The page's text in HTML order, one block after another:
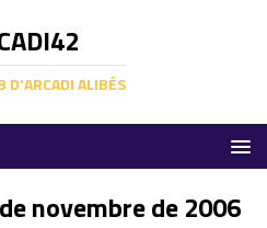
D'ARCADI ALIBÉS
novembre de 2006